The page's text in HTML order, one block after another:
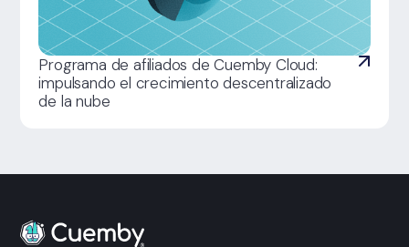
Programa de afiliados de Cuemby Cloud:
impulsando el crecimiento descentralizado
de la nube